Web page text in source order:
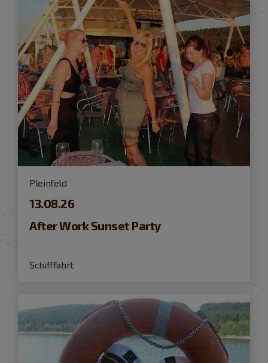
Pleinfeld
13.08.26
After Work Sunset Party
Schifffahrt